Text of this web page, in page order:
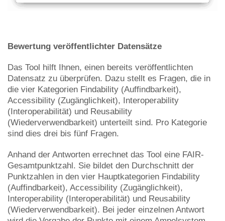
Bewertung veröffentlichter Datensätze
Das Tool hilft Ihnen, einen bereits veröffentlichten
Datensatz zu überprüfen. Dazu stellt es Fragen, die in
die vier Kategorien Findability (Auffindbarkeit),
Accessibility (Zugänglichkeit), Interoperability
(Interoperabilität) und Reusability
(Wiederverwendbarkeit) unterteilt sind. Pro Kategorie
sind dies drei bis fünf Fragen.
Anhand der Antworten errechnet das Tool eine FAIR-
Gesamtpunktzahl. Sie bildet den Durchschnitt der
Punktzahlen in den vier Hauptkategorien Findability
(Auffindbarkeit), Accessibility (Zugänglichkeit),
Interoperability (Interoperabilität) und Reusability
(Wiederverwendbarkeit). Bei jeder einzelnen Antwort